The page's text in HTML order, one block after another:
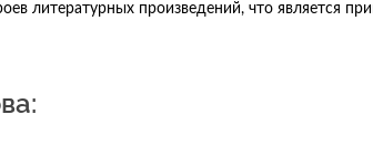
литературных произведений, что является